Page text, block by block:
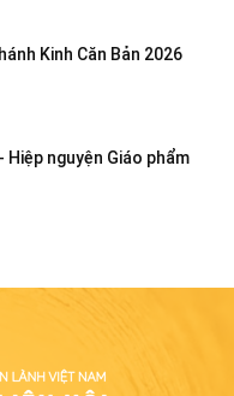
Kinh Căn Bản 2026
Hiệp nguyện Giáo phẩm